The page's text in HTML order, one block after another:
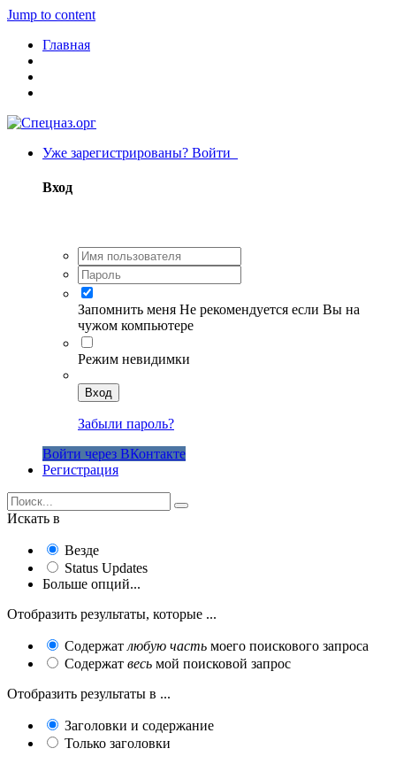
Jump to content
Главная
Уже зарегистрированы? Войти
Вход
Запомнить меня Не рекомендуется если Вы на
чужом компьютере
Режим невидимки
Вход
Забыли пароль?
Войти через ВКонтакте
Регистрация
Искать в
Везде
Status Updates
Больше опций...
Отобразить результаты, которые ...
Содержат любую часть моего поискового запроса
Содержат весь мой поисковой запрос
Отобразить результаты в ...
Заголовки и содержание
Только заголовки